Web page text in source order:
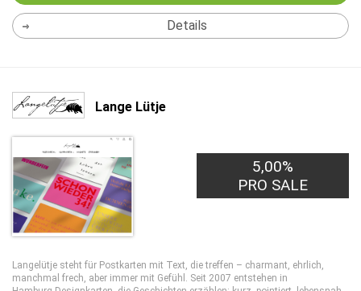
Details
Lange Lütje
5,00%
PRO SALE
Langelütje steht für Postkarten mit Text, die treffen – charmant, ehrlich,
manchmal frech, aber immer mit Gefühl. Seit 2007 entstehen in